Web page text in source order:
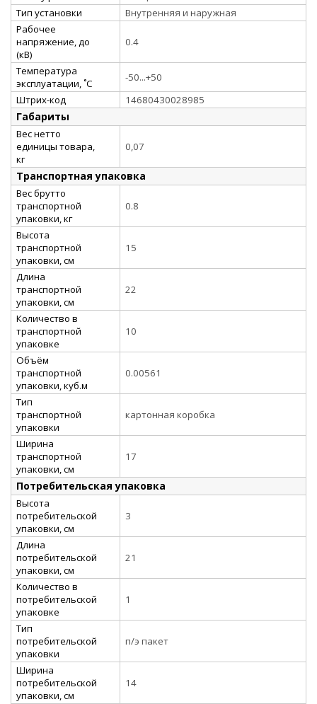
Тип установки
Внутренняя и наружная
Рабочее
напряжение, до
(кВ)
0.4
Температура
эксплуатации, ˚С
-50...+50
Штрих-код
14680430028985
Габариты
Вес нетто
единицы товара,
кг
0,07
Транспортная упаковка
Вес брутто
транспортной
упаковки, кг
0.8
Высота
транспортной
упаковки, см
15
Длина
транспортной
упаковки, см
22
Количество в
транспортной
упаковке
10
Объём
транспортной
упаковки, куб.м
0.00561
Тип
транспортной
упаковки
картонная коробка
Ширина
транспортной
упаковки, см
17
Потребительская упаковка
Высота
потребительской
упаковки, см
3
Длина
потребительской
упаковки, см
21
Количество в
потребительской
упаковке
1
Тип
потребительской
упаковки
п/э пакет
Ширина
потребительской
упаковки, см
14